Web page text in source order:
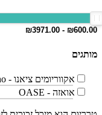
מותגים
אקווריומים ציאנו - Ciano
אואזה - OASE